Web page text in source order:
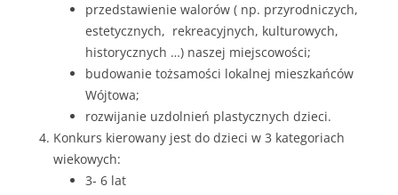
przedstawienie walorów ( np. przyrodniczych,
estetycznych, rekreacyjnych, kulturowych,
historycznych …) naszej miejscowości;
budowanie tożsamości lokalnej mieszkańców
Wójtowa;
rozwijanie uzdolnień plastycznych dzieci.
Konkurs kierowany jest do dzieci w 3 kategoriach
wiekowych:
3- 6 lat